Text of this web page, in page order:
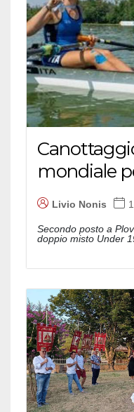
mondiale
Livio Nonis
Secondo posto a
doppio misto Under